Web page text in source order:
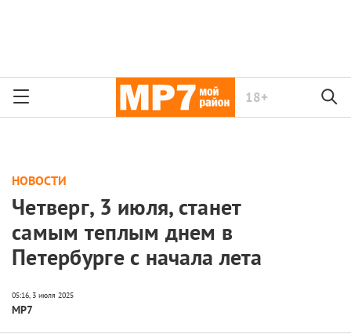
18+
НОВОСТИ
Четверг, 3 июля, станет
самым теплым днем в
Петербурге с начала лета
МР7